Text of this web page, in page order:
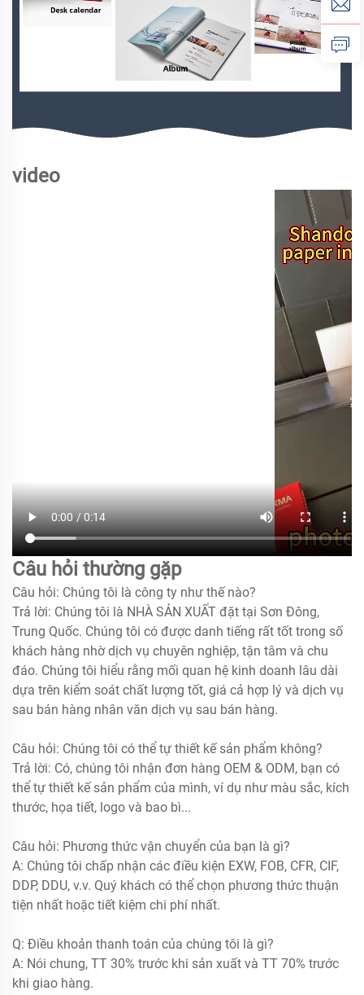
video
Câu hỏi thường gặp
Câu hỏi: Chúng tôi là công ty như thế nào?
Trả lời: Chúng tôi là NHÀ SẢN XUẤT đặt tại Sơn Đông,
Trung Quốc. Chúng tôi có được danh tiếng rất tốt trong số
khách hàng nhờ dịch vụ chuyên nghiệp, tận tâm và chu
đáo. Chúng tôi hiểu rằng mối quan hệ kinh doanh lâu dài
dựa trên kiểm soát chất lượng tốt, giá cả hợp lý và dịch vụ
sau bán hàng nhân văn dịch vụ sau bán hàng.
Câu hỏi: Chúng tôi có thể tự thiết kế sản phẩm không?
Trả lời: Có, chúng tôi nhận đơn hàng OEM & ODM, bạn có
thể tự thiết kế sản phẩm của mình, ví dụ như màu sắc, kích
thước, họa tiết, logo và bao bì...
Câu hỏi: Phương thức vận chuyển của bạn là gì?
A: Chúng tôi chấp nhận các điều kiện EXW, FOB, CFR, CIF,
DDP, DDU, v.v. Quý khách có thể chọn phương thức thuận
tiện nhất hoặc tiết kiệm chi phí nhất.
Q: Điều khoản thanh toán của chúng tôi là gì?
A: Nói chung, TT 30% trước khi sản xuất và TT 70% trước
khi giao hàng.